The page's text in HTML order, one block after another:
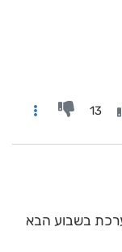
13
בשבוע הבא